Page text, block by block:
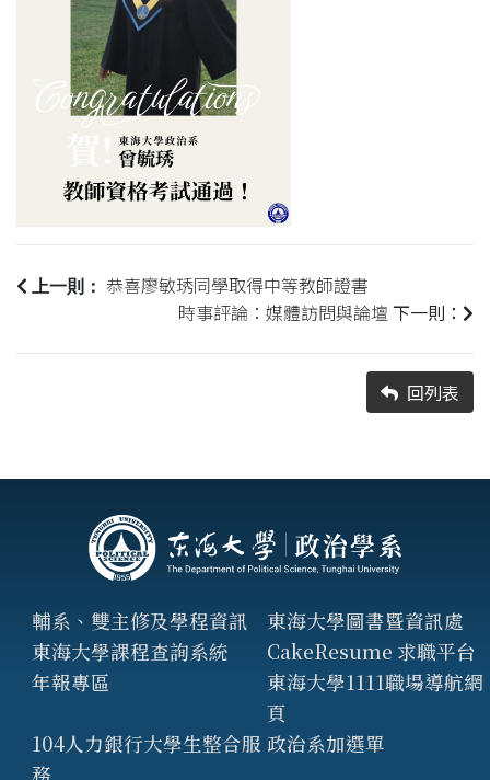
上一則：
恭喜廖敏琇同學取得中等教師證書
時事評論：媒體訪問與論壇 下一則：
回列表
輔系、雙主修及學程資訊
東海大學圖書暨資訊處
東海大學課程查詢系統
CakeResume 求職平台
年報專區
東海大學1111職場導航網
頁
104人力銀行大學生整合服
務
政治系加選單